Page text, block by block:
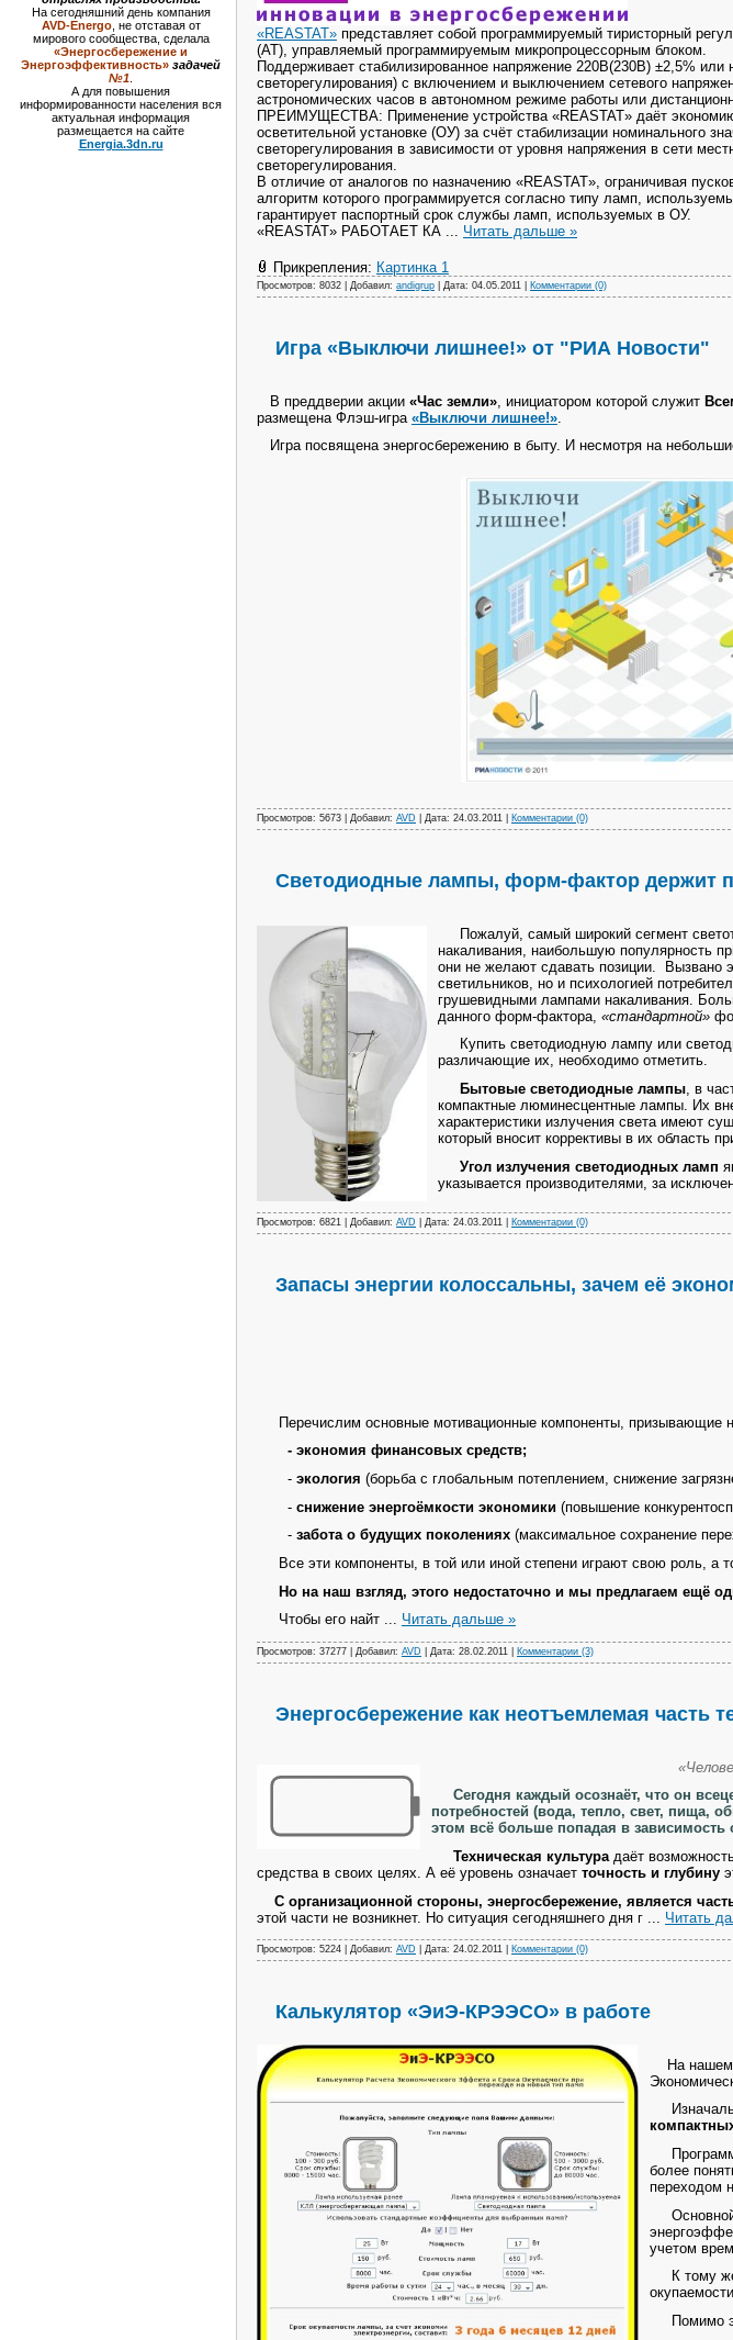
На сегодняшний день компания
AVD-Energo, не отставая от
мирового сообщества, сделала
«Энергосбережение и
Энергоэффективность» задачей
№1
А для повышения
информированности населения вся
актуальная информация
размещается на сайте
Energia.3dn.ru
«REASTAT» представляет собой программируемый тиристорный
(АТ), управляемый программируемым микропроцессорным блоком.
Поддерживает стабилизированное напряжение 220В(230В) ±2,5%
светорегулирования) с включением и выключением сетевого
астрономических часов в автономном режиме работы или
ПРЕИМУЩЕСТВА: Применение устройства «REASTAT» даёт
осветительной установке (ОУ) за счёт стабилизации номинального
светорегулирования в зависимости от уровня напряжения в сети
светорегулирования.
В отличие от аналогов по назначению «REASTAT», ограничивая
алгоритм которого программируется согласно типу ламп,
гарантирует паспортный срок службы ламп, используемых в ОУ.
«REASTAT» РАБОТАЕТ КА ... Читать дальше »
Прикрепления: Картинка 1
Просмотров: 8032 | Добавил: andigrup | Дата: 04.05.2011 Комментарии (0)
Игра «Выключи лишнее!» от "РИА Новости"
В преддверии акции «Час земли» , инициатором которой служит
размещена Флэш-игра «Выключи лишнее!»
Игра посвящена энергосбережению в быту. И несмотря на
Просмотров: 5673 | Добавил: AVD | Дата: 24.03.2011 Комментарии (0)
Светодиодные лампы, форм-фактор держит
Пожалуй, самый широкий сегмент
накаливания, наибольшую популярность
они не желают сдавать позиции. Вызвано
светильников, но и психологией
грушевидными лампами накаливания.
данного форм-фактора, «стандартной»
Купить светодиодную лампу или
различающие их, необходимо отметить.
Бытовые светодиодные лампы, в
компактные люминесцентные лампы. Их
характеристики излучения света имеют
который вносит коррективы в их область
Угол излучения светодиодных ламп
указывается производителями, за
Просмотров: 6821 | Добавил: AVD | Дата: 24.03.2011 Комментарии (0)
Запасы энергии колоссальны, зачем её
Перечислим основные мотивационные компоненты, призывающие
- экономия финансовых средств;
- экология (борьба с глобальным потеплением, снижение
- снижение энергоёмкости экономики (повышение
- забота о будущих поколениях (максимальное сохранение
Все эти компоненты, в той или иной степени играют свою роль, а
Но на наш взгляд, этого недостаточно и мы предлагаем ещё
Чтобы его найт ... Читать дальше »
Просмотров: 37277 | Добавил: AVD | Дата: 28.02.2011 Комментарии (3)
Энергосбережение как неотъемлемая часть
Сегодня каждый осознаёт, что он
потребностей (вода, тепло, свет, пища,
этом всё больше попадая в зависимость
Техническая культурадаёт
средства в своих целях. А её уровень означает точность и глубину
С организационной стороны, энергосбережение, является
этой части не возникнет. Но ситуация сегодняшнего дня г
Читать
Просмотров: 5224 | Добавил: AVD | Дата: 24.02.2011 Комментарии (0)
Калькулятор «ЭиЭ-КРЭЭСО» в работе
На нашем
более
переходом
Основной
учетом
К тому
Помимо